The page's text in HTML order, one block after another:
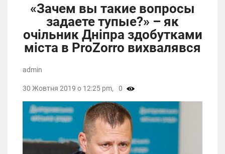
«Зачем вы такие вопросы
задаете тупые?» – як
очільник Дніпра здобутками
міста в ProZorro вихвалявся
admin
30 Жовтня 2019 о 12:25 pm, 0